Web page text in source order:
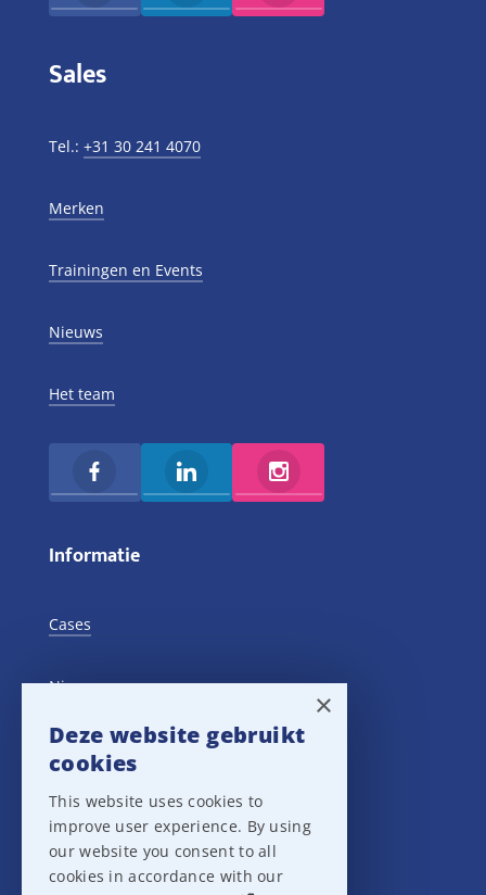
Sales
Tel.: +31 30 241 4070
Merken
Trainingen en Events
Nieuws
Het team
Informatie
Cases
Nieuws
Training Events
Privacy verklaring
Disclaimer
×
Deze website gebruikt
cookies
This website uses cookies to
improve user experience. By using
our website you consent to all
cookies in accordance with our